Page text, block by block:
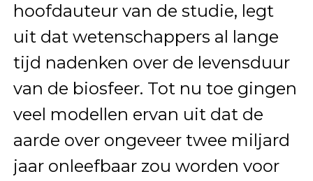
hoofdauteur van de studie, legt
uit dat wetenschappers al lange
tijd nadenken over de levensduur
van de biosfeer. Tot nu toe gingen
veel modellen ervan uit dat de
aarde over ongeveer twee miljard
jaar onleefbaar zou worden voor